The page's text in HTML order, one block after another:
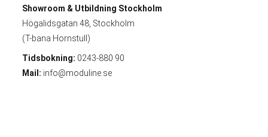
Showroom & Utbildning Stockholm
Högalidsgatan 48, Stockholm
(T-bana Hornstull)
Tidsbokning: 0243-880 90
Mail: info@moduline.se